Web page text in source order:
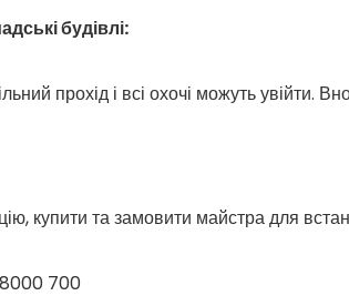
будівлі:
прохід і всі охочі можуть увійти.
купити та замовити майстра для
8000 700